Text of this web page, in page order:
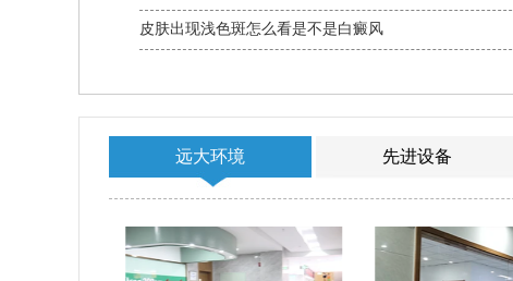
皮肤出现浅色斑怎么看是不是白癜风
远大环境 先进设备